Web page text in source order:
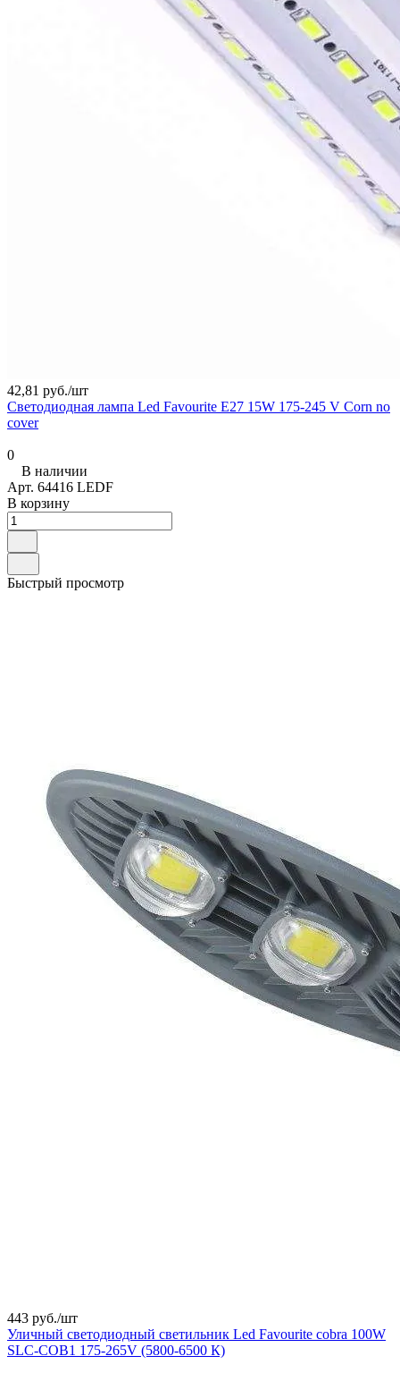
42,81 руб./шт
Светодиодная лампа Led Favourite E27 15W 175-245 V Corn no
cover
0
В наличии
Арт. 64416 LEDF
В корзину
Быстрый просмотр
443 руб./шт
Уличный светодиодный светильник Led Favourite cobra 100W
SLC-COB1 175-265V (5800-6500 К)